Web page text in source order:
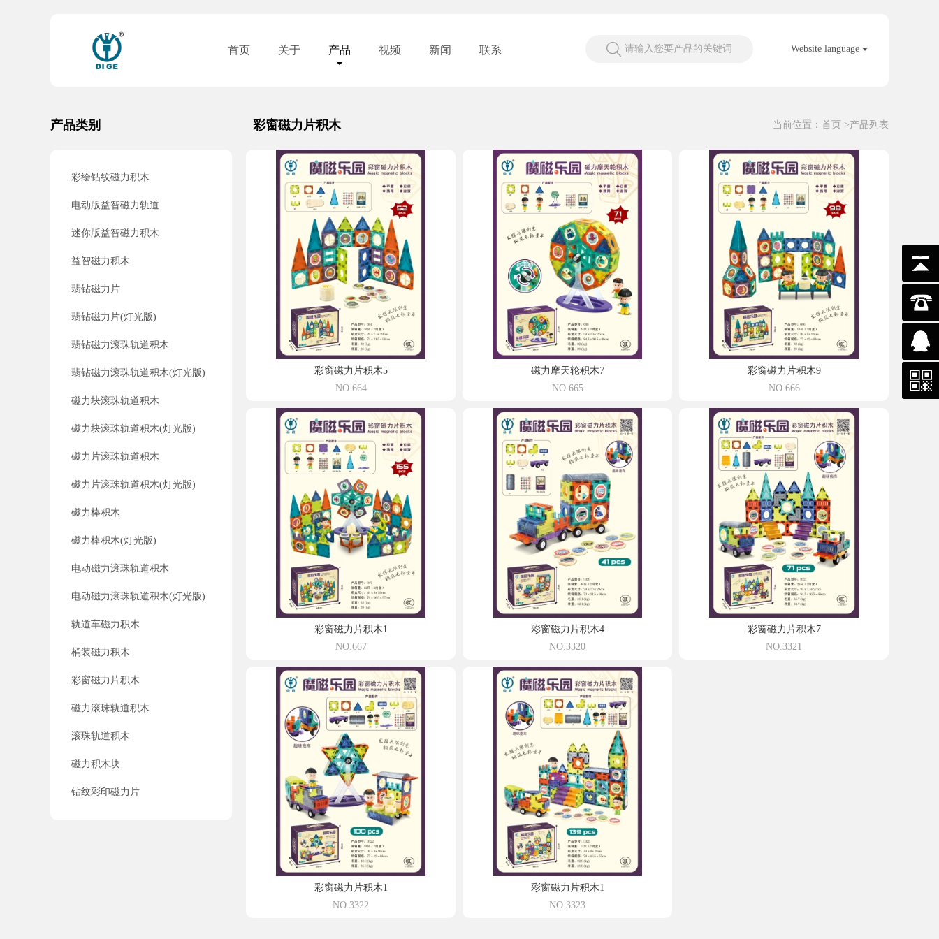
首页 关于 产品 视频 新闻 联系 请输入您要产品的关键词 Website language
产品类别
彩绘钻纹磁力积木
电动版益智磁力轨道
迷你版益智磁力积木
益智磁力积木
翡钻磁力片
翡钻磁力片(灯光版)
翡钻磁力滚珠轨道积木
翡钻磁力滚珠轨道积木(灯光版)
磁力块滚珠轨道积木
磁力块滚珠轨道积木(灯光版)
磁力片滚珠轨道积木
磁力片滚珠轨道积木(灯光版)
磁力棒积木
磁力棒积木(灯光版)
电动磁力滚珠轨道积木
电动磁力滚珠轨道积木(灯光版)
轨道车磁力积木
桶装磁力积木
彩窗磁力片积木
磁力滚珠轨道积木
滚珠轨道积木
磁力积木块
钻纹彩印磁力片
彩窗磁力片积木 当前位置： 首页 >产品列表
彩窗磁力片积木5
NO.664
磁力摩天轮积木7
NO.665
彩窗磁力片积木9
NO.666
彩窗磁力片积木1
NO.667
彩窗磁力片积木4
NO.3320
彩窗磁力片积木7
NO.3321
彩窗磁力片积木1
NO.3322
彩窗磁力片积木1
NO.3323